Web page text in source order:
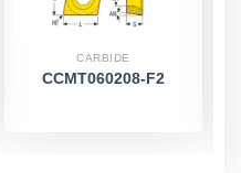
CARBIDE
CCMT060208-F2